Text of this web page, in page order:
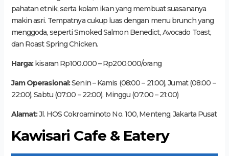
pahatan etnik, serta kolam ikan yang membuat suasananya
makin asri. Tempatnya cukup luas dengan menu brunch yang
menggoda, seperti Smoked Salmon Benedict, Avocado Toast,
dan Roast Spring Chicken.
Harga:kisaran Rp100.000 – Rp200.000/orang
Jam Operasional:Senin – Kamis (08:00 – 21:00), Jumat (08:00 –
22:00), Sabtu (07:00 – 22:00), Minggu (07:00 – 21:00)
Alamat:Jl. HOS Cokroaminoto No. 100, Menteng, Jakarta Pusat
Kawisari Cafe & Eatery